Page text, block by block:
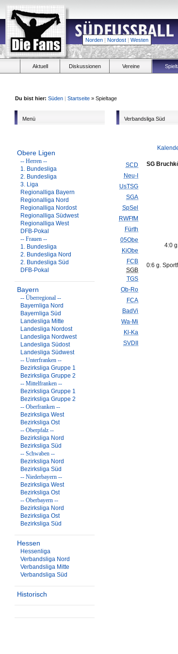
Norden | Nordost | Westen
Aktuell Diskussionen Vereine
Du bist hier: Süden | Startseite » Spieltage
Menü
Obere Ligen
-- Herren --
1. Bundesliga
2. Bundesliga
3. Liga
Regionalliga Bayern
Regionalliga Nord
Regionalliga Nordost
Regionalliga Südwest
Regionalliga West
DFB-Pokal
-- Frauen --
1. Bundesliga
2. Bundesliga Nord
2. Bundesliga Süd
DFB-Pokal
Bayern
-- Überregional --
Bayernliga Nord
Bayernliga Süd
Landesliga Mitte
Landesliga Nordost
Landesliga Nordwest
Landesliga Südost
Landesliga Südwest
-- Unterfranken --
Bezirksliga Gruppe 1
Bezirksliga Gruppe 2
-- Mittelfranken --
Bezirksliga Gruppe 1
Bezirksliga Gruppe 2
-- Oberfranken --
Bezirksliga West
Bezirksliga Ost
-- Oberpfalz --
Bezirksliga Nord
Bezirksliga Süd
-- Schwaben --
Bezirksliga Nord
Bezirksliga Süd
-- Niederbayern --
Bezirksliga West
Bezirksliga Ost
-- Oberbayern --
Bezirksliga Nord
Bezirksliga Ost
Bezirksliga Süd
Hessen
Hessenliga
Verbandsliga Nord
Verbandsliga Mitte
Verbandsliga Süd
Historisch
Verbandsliga Süd
SCD
Neu-I
UsTSG
SGA
SpSel
RWFfM
Fürth
05Obe
KiObe
FCB
SGB
TGS
Ob-Ro
FCA
BadVi
Wa-Mi
Kl-Ka
SVDII
SG
4:0
0:6 g.